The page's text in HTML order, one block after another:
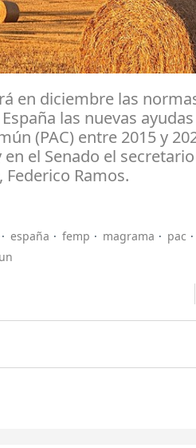
en diciembre las
las nuevas
(PAC) entre 2015 y
el Senado el
Ramos.
españa femp magrama
pac